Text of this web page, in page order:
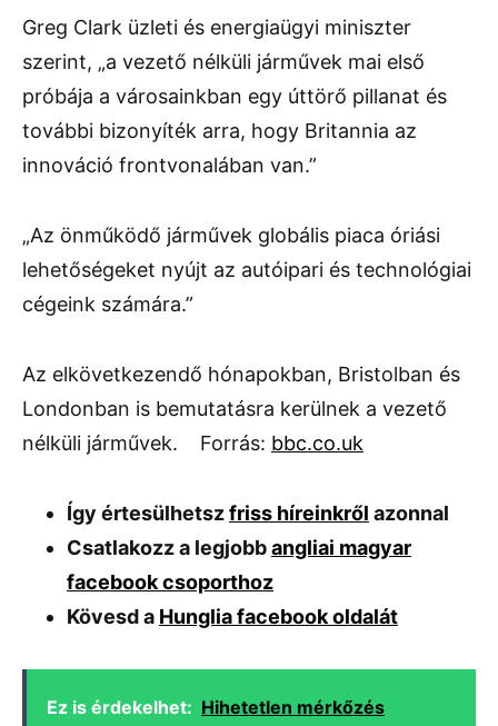
Greg Clark üzleti és energiaügyi miniszter
szerint, „a vezető nélküli járművek mai első
próbája a városainkban egy úttörő pillanat és
további bizonyíték arra, hogy Britannia az
innováció frontvonalában van.”
„Az önműködő járművek globális piaca óriási
lehetőségeket nyújt az autóipari és technológiai
cégeink számára.”
Az elkövetkezendő hónapokban, Bristolban és
Londonban is bemutatásra kerülnek a vezető
nélküli járművek. Forrás: bbc.co.uk
Így értesülhetszfriss híreinkről azonnal
Csatlakozz a legjobbangliai magyar
facebook csoporthoz
Kövesd a Hunglia facebook oldalát
Ez is érdekelhet: Hihetetlen mérkőzés